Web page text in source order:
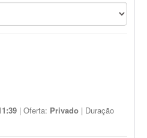
| Oferta: Privado | Duração